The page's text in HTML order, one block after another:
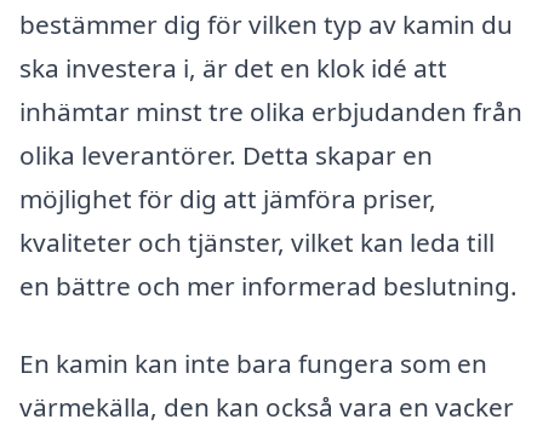
bestämmer dig för vilken typ av kamin du
ska investera i, är det en klok idé att
inhämtar minst tre olika erbjudanden från
olika leverantörer. Detta skapar en
möjlighet för dig att jämföra priser,
kvaliteter och tjänster, vilket kan leda till
en bättre och mer informerad beslutning.
En kamin kan inte bara fungera som en
värmekälla, den kan också vara en vacker